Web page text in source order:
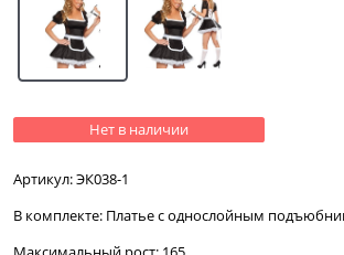
Нет в наличии
Артикул:ЭК038-1
В комплекте: Платье с однослойным